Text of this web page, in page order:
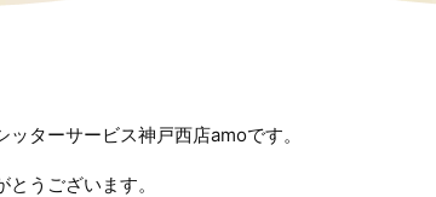
ッターサービス神戸西店amoです。
とうございます。